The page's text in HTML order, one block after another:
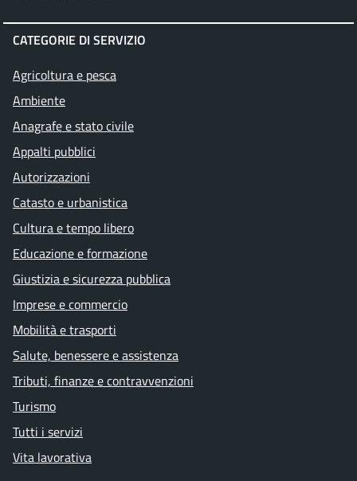
CATEGORIE DI SERVIZIO
Agricoltura e pesca
Ambiente
Anagrafe e stato civile
Appalti pubblici
Autorizzazioni
Catasto e urbanistica
Cultura e tempo libero
Educazione e formazione
Giustizia e sicurezza pubblica
Imprese e commercio
Mobilità e trasporti
Salute, benessere e assistenza
Tributi, finanze e contravvenzioni
Turismo
Tutti i servizi
Vita lavorativa